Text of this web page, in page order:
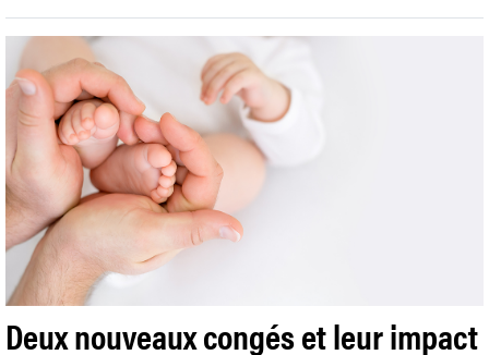
Deux nouveaux congés et leur impact